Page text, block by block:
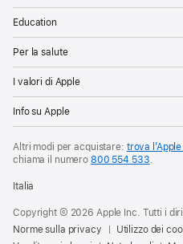
Education
Per la salute
I valori di Apple
Info su Apple
Altri modi per acquistare: trova
chiama il numero 800 554 533.
Italia
Copyright © 2026 Apple Inc. Tutti i
Norme sulla privacy
Utilizzo dei